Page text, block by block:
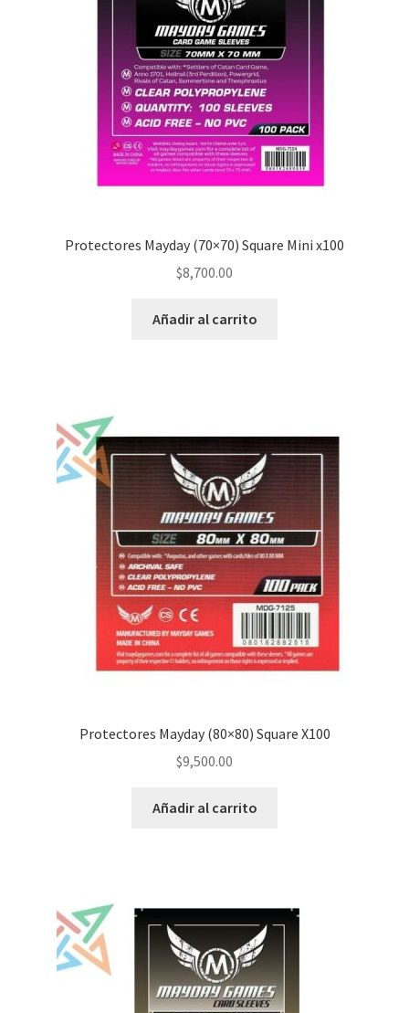
Protectores Mayday (70×70) Square Mini x100
$8,700.00
Añadir al carrito
Protectores Mayday (80×80) Square X100
$9,500.00
Añadir al carrito